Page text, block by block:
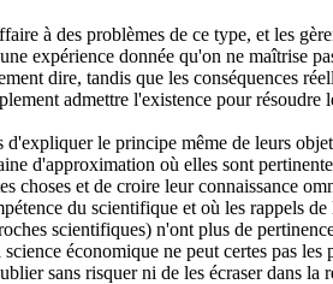
à des problèmes de ce type, et les
expérience donnée qu'on ne maîtrise
dire, tandis que les conséquences
admettre l'existence pour résoudre
le principe même de leurs
d'approximation où elles sont
et de croire leur connaissance
du scientifique et où les rappels
scientifiques) n'ont plus de
économique ne peut certes pas les
sans risquer ni de les écraser dans